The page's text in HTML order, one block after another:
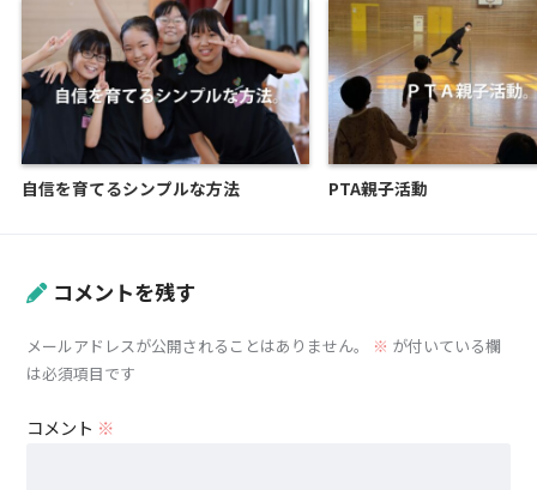
自信を育てるシンプルな方法 PTA親子活動
コメントを残す
メールアドレスが公開されることはありません。 ※ が付いている欄
は必須項目です
コメント ※